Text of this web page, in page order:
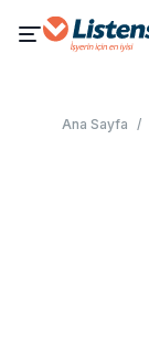
Ana Sayfa /